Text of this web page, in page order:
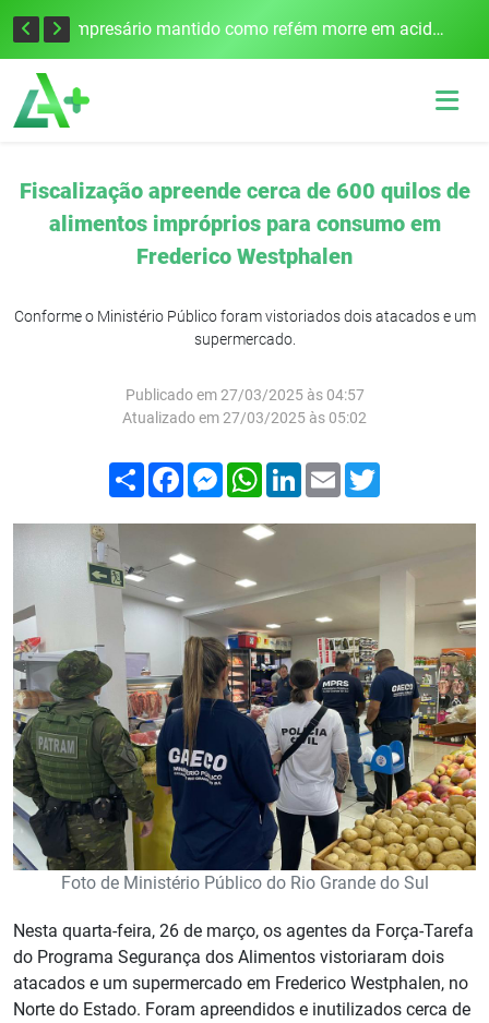
Edital para construção de ponte entre Itapiranga e Barra do Guarita deve ser lançado no segundo semestre Empresário mantido como refém morre em acidente após assalto em Cerro Largo
Fiscalização apreende cerca de 600 quilos de
alimentos impróprios para consumo em
Frederico Westphalen
Conforme o Ministério Público foram vistoriados dois atacados e um
supermercado.
Publicado em 27/03/2025 às 04:57
Atualizado em 27/03/2025 às 05:02
Compartilhar
FacebookMessenger
WhatsApp
LinkedIn
Email
Foto de Ministério Público do Rio Grande do Sul
Nesta quarta-feira, 26 de março, os agentes da Força-Tarefa
do Programa Segurança dos Alimentos vistoriaram dois
atacados e um supermercado em Frederico Westphalen, no
Norte do Estado. Foram apreendidos e inutilizados cerca de